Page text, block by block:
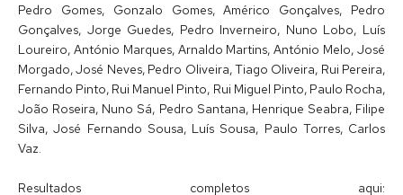
Pedro Gomes, Gonzalo Gomes, Américo Gonçalves, Pedro
Gonçalves, Jorge Guedes, Pedro Inverneiro, Nuno Lobo, Luís
Loureiro, António Marques, Arnaldo Martins, António Melo, José
Morgado, José Neves, Pedro Oliveira, Tiago Oliveira, Rui Pereira,
Fernando Pinto, Rui Manuel Pinto, Rui Miguel Pinto, Paulo Rocha,
João Roseira, Nuno Sá, Pedro Santana, Henrique Seabra, Filipe
Silva, José Fernando Sousa, Luís Sousa, Paulo Torres, Carlos
Vaz.
Resultados completos aqui: